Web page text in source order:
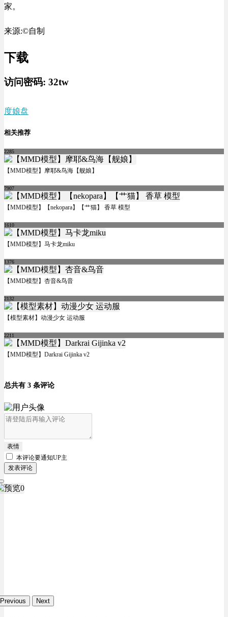
家。
来源:©自制
下载
访问密码: 32tw
度娘盘
相关推荐
2285
【MMD模型】摩耶&鸟海【舰娘】
7907
【MMD模型】【nekopara】【艹猫】 香草 模型
1610
【MMD模型】马卡龙miku
1376
【MMD模型】杏音&鸟音
2132
【模型素材】动漫少女 运动服
2211
【MMD模型】Darkrai Gijinka v2
总共有 3 条评论
表情
本评论要通知UP主
发表评论
Previous Next